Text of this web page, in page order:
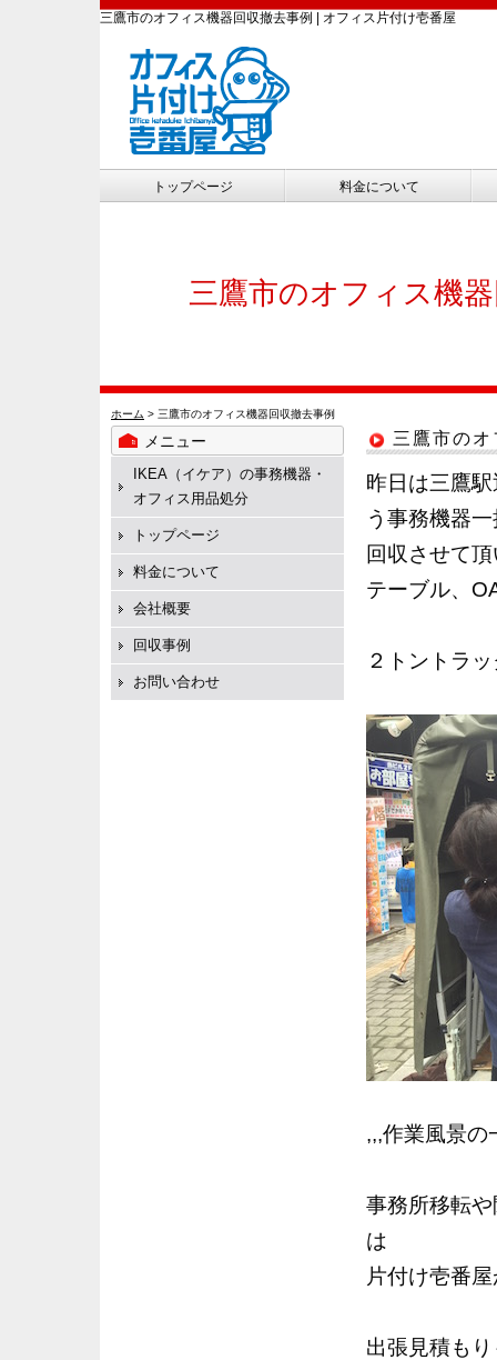
三鷹市のオフィス機器回収撤去事例 | オフィス片付け壱番屋
トップページ 料金について
三鷹市のオフィス機
ホーム > 三鷹市のオフィス機器回収撤去事例
三鷹市の
昨日は三鷹
う事務機器
回収させて
テーブル、
２トントラ
,,,作業風景の
事務所移転
は
片付け壱番
出張見積も
メニュー
IKEA（イケア）の事務機器・
オフィス用品処分
トップページ
料金について
会社概要
回収事例
お問い合わせ